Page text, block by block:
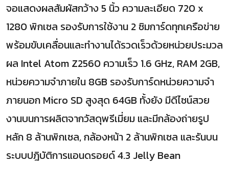
จอแสดงผลสัมผัสกว้าง 5 นิ้ว ความละเอียด 720 x
1280 พิกเซล รองรับการใช้งาน 2 ซิมการ์ดทุกเครือข่าย
พร้อมขับเคลื่อนและทำงานได้รวดเร็วด้วยหน่วยประมวล
ผล Intel Atom Z2560 ความเร็ว 1.6 GHz, RAM 2GB,
หน่วยความจำภายใน 8GB รองรับการ์ดหน่วยความจำ
ภายนอก Micro SD สูงสุด 64GB ทั้งยัง มีดีไซน์สวย
งานบนการผลิตจากวัสดุพรีเมี่ยม และมีกล้องถ่ายรูป
หลัก 8 ล้านพิกเซล, กล้องหน้า 2 ล้านพิกเซล และรันบน
ระบบปฎิบัติการแอนดรอยด์ 4.3 Jelly Bean